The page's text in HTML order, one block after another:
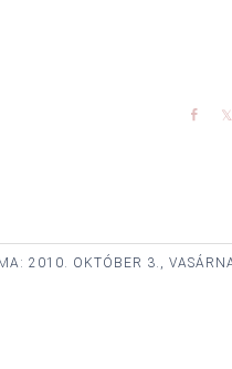
2010. OKTÓBER 3.,